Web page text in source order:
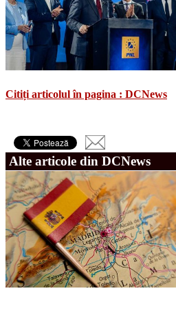
Citiți articolul în pagina : DCNews
Alte articole din DCNews